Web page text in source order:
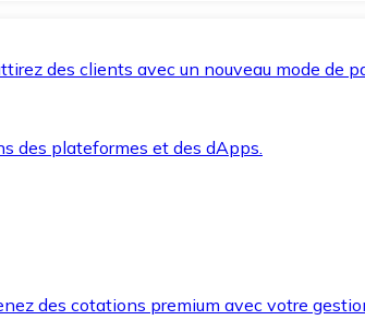
des clients avec un nouveau mode de
des plateformes et des dApps.
des cotations premium avec votre